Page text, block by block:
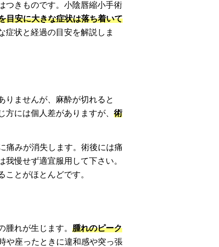
つきものです。小陰唇縮小手術
目安に大きな症状は落ち着いて
症状と経過の目安を解説しま
りませんが、麻酔が切れると
には個人差がありますが、 術
痛みが消失します。術後には痛
慢せず適宜服用して下さい。
とがほとんどです。
れが生じます。 腫れのピーク
や座ったときに違和感や突っ張